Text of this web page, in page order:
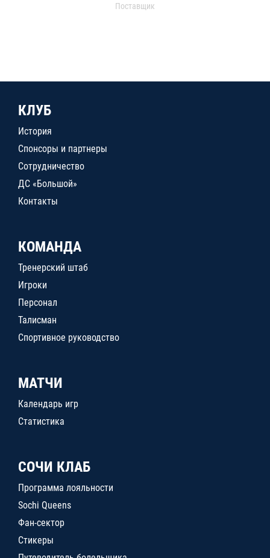
Поставщик
КЛУБ
История
Спонсоры и партнеры
Сотрудничество
ДС «Большой»
Контакты
КОМАНДА
Тренерский штаб
Игроки
Персонал
Талисман
Спортивное руководство
МАТЧИ
Календарь игр
Статистика
СОЧИ КЛАБ
Программа лояльности
Sochi Queens
Фан-сектор
Стикеры